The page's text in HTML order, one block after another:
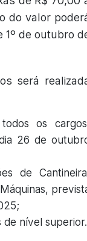
do valor
1º de outubro
será
os
26 de
de
de nível superior.